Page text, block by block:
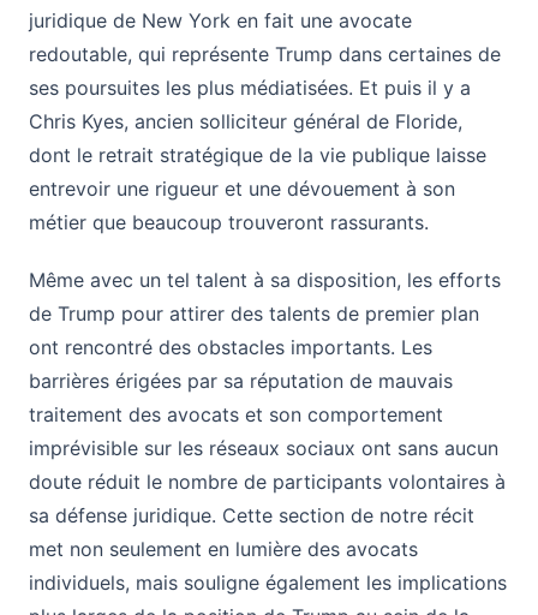
juridique de New York en fait une avocate
redoutable, qui représente Trump dans certaines de
ses poursuites les plus médiatisées. Et puis il y a
Chris Kyes, ancien solliciteur général de Floride,
dont le retrait stratégique de la vie publique laisse
entrevoir une rigueur et une dévouement à son
métier que beaucoup trouveront rassurants.
Même avec un tel talent à sa disposition, les efforts
de Trump pour attirer des talents de premier plan
ont rencontré des obstacles importants. Les
barrières érigées par sa réputation de mauvais
traitement des avocats et son comportement
imprévisible sur les réseaux sociaux ont sans aucun
doute réduit le nombre de participants volontaires à
sa défense juridique. Cette section de notre récit
met non seulement en lumière des avocats
individuels, mais souligne également les implications